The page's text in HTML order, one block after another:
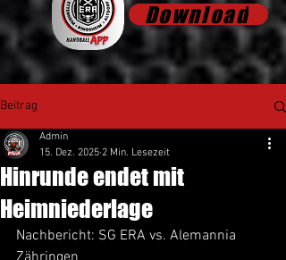
Download
Beitrag
Hinrunde endet mit
Heimniederlage
Admin
15. Dez. 2025 2 Min. Lesezeit
Nachbericht: SG ERA vs. Alemannia